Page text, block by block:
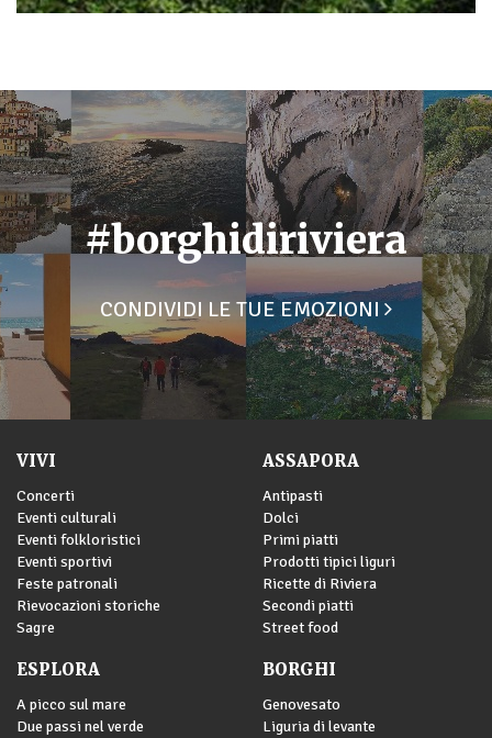
#borghidiriviera
CONDIVIDI LE TUE EMOZIONI
VIVI
Concerti
Eventi culturali
Eventi folkloristici
Eventi sportivi
Feste patronali
Rievocazioni storiche
Sagre
ASSAPORA
Antipasti
Dolci
Primi piatti
Prodotti tipici liguri
Ricette di Riviera
Secondi piatti
Street food
ESPLORA
A picco sul mare
Due passi nel verde
BORGHI
Genovesato
Liguria di levante